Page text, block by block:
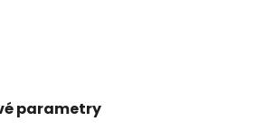
parametry